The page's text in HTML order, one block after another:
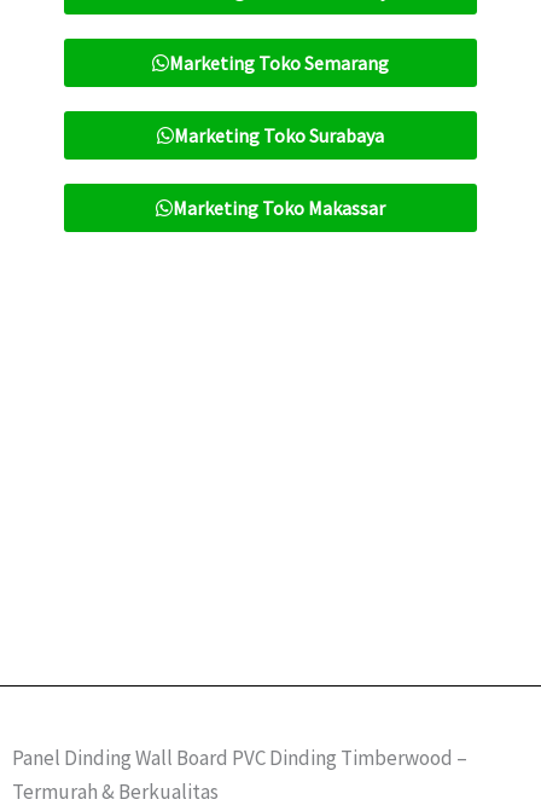
Marketing Toko Semarang
Marketing Toko Surabaya
Marketing Toko Makassar
Panel Dinding Wall Board PVC Dinding Timberwood –
Termurah & Berkualitas